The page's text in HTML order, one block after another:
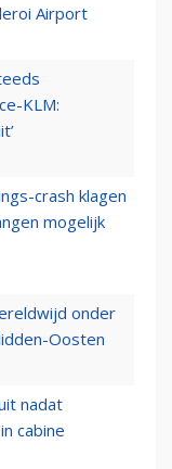
Airport
KLM:
crash klagen
mogelijk
onder
Oosten
nadat
cabine